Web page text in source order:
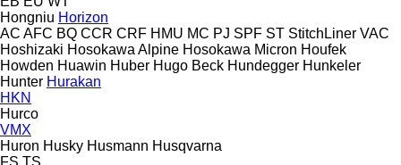
Hongniu Horizon
AC AFC BQ CCR CRF HMU MC PJ SPF ST StitchLiner VAC
Hoshizaki Hosokawa Alpine Hosokawa Micron Houfek
Howden Huawin Huber Hugo Beck Hundegger Hunkeler
Hunter Hurakan
HKN
Hurco
VMX
Huron Husky Husmann Husqvarna
FS TS